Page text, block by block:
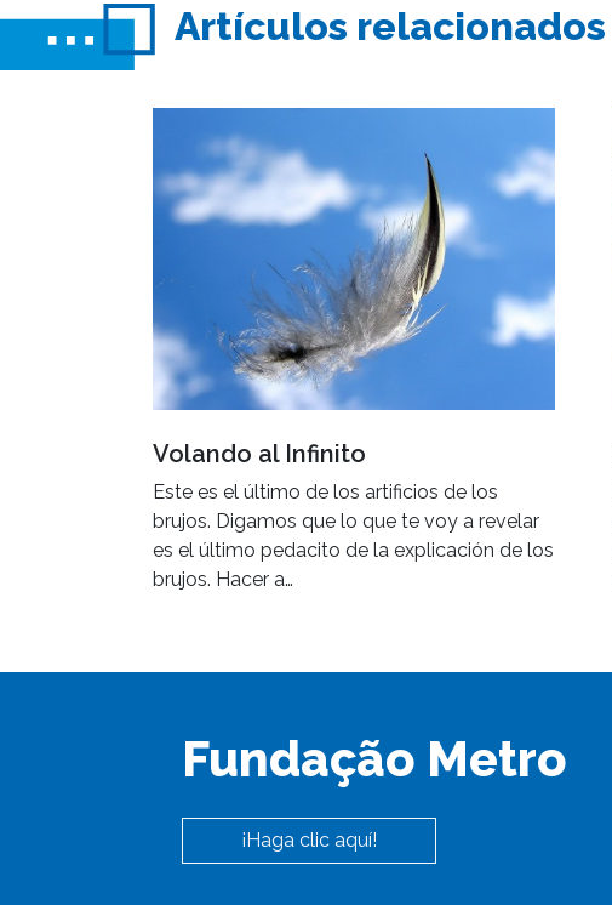
Artículos relacionados
Volando al Infinito
Este es el último de los artificios de los
brujos. Digamos que lo que te voy a revelar
es el último pedacito de la explicación de los
brujos. Hacer a…
Fundação Metro
¡Haga clic aquí!